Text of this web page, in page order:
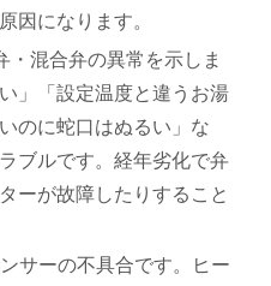
因になります。
・混合弁の異常を示しま
」「設定温度と違うお湯
のに蛇口はぬるい」な
ブルです。経年劣化で弁
ーが故障したりすること
サーの不具合です。ヒー